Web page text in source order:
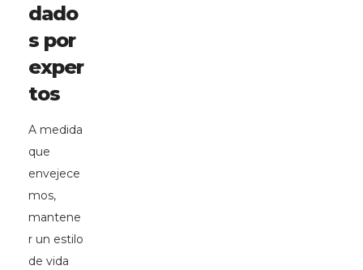
dado
s por
exper
tos
A medida
que
envejece
mos,
mantene
r un estilo
de vida